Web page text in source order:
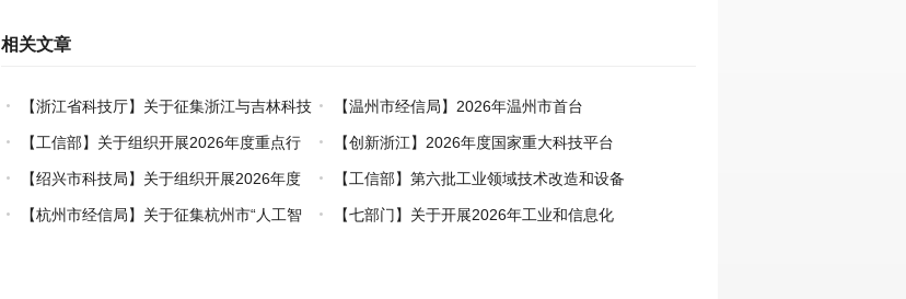
相关文章
【浙江省科技厅】关于征集浙江与吉林科技
创新对口合作事项的通知
【温州市经信局】2026年温州市首台
（套）装备认定工作启动
【工信部】关于组织开展2026年度重点行
业能效、碳效领跑者企业推荐工作的通知
【创新浙江】2026年度国家重大科技平台
国际开放合作基础研究专项（试点）项目指南
【绍兴市科技局】关于组织开展2026年度
市级概念验证中心申报工作的通知
【工信部】第六批工业领域技术改造和设备
更新再贷款项目申报工作启动
【杭州市经信局】关于征集杭州市“人工智
【七部门】关于开展2026年工业和信息化